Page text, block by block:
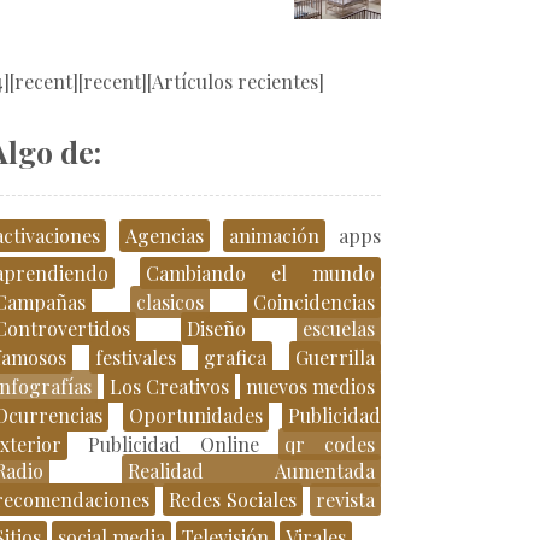
recientes]
de:
Agencias animación
apps
Cambiando el mundo
clasicos
Coincidencias
Diseño
escuelas
festivales grafica
Guerrilla
Los Creativos
nuevos medios
Oportunidades
Publicidad
Publicidad Online
qr codes
Realidad Aumentada
Redes Sociales
revista